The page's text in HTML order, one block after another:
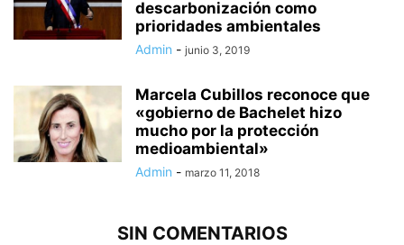
descarbonización como
prioridades ambientales
Admin - junio 3, 2019
Marcela Cubillos reconoce que
«gobierno de Bachelet hizo
mucho por la protección
medioambiental»
Admin - marzo 11, 2018
SIN COMENTARIOS